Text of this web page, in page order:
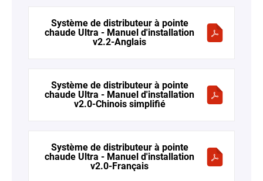
Système de distributeur à pointe
chaude Ultra - Manuel d'installation
v2.2-Anglais
Système de distributeur à pointe
chaude Ultra - Manuel d'installation
v2.0-Chinois simplifié
Système de distributeur à pointe
chaude Ultra - Manuel d'installation
v2.0-Français